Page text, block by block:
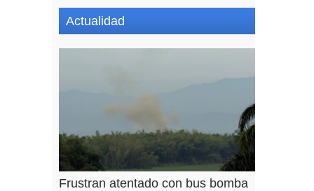
Actualidad
Frustran atentado con bus bomba